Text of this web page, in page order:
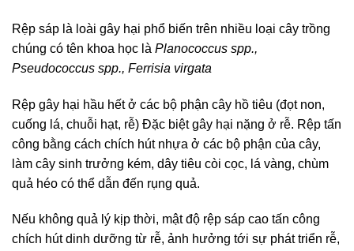
Rệp sáp là loài gây hại phổ biến trên nhiều loại cây trồng
chúng có tên khoa học là Planococcus spp.,
Pseudococcus spp., Ferrisia virgata
Rệp gây hại hầu hết ở các bộ phận cây hồ tiêu (đọt non,
cuống lá, chuỗi hạt, rễ) Đặc biệt gây hại nặng ở rễ. Rệp tấn
công bằng cách chích hút nhựa ở các bộ phận của cây,
làm cây sinh trưởng kém, dây tiêu còi cọc, lá vàng, chùm
quả héo có thể dẫn đến rụng quả.
Nếu không quả lý kịp thời, mật độ rệp sáp cao tấn công
chích hút dinh dưỡng từ rễ, ảnh hưởng tới sự phát triển rễ,